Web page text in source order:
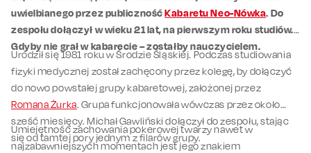
uwielbianego przez publicznośćKabaretu Neo-Nówka. Do
zespołu dołączył w wieku 21 lat, na pierwszym roku studiów.
Gdyby nie grał w kabarecie – zostałby nauczycielem.
Urodził się 1981 roku w Środzie Śląskiej. Podczas studiowania
fizyki medycznej został zachęcony przez kolegę, by dołączyć
do nowo powstałej grupy kabaretowej, założonej przez
Romana Żurka. Grupa funkcjonowała wówczas przez około
sześć miesięcy. Michał Gawliński dołączył do zespołu, stając
się od tamtej pory jednym z filarów grupy.
Umiejętność zachowania pokerowej twarzy nawet w
najzabawniejszych momentach jest jego znakiem